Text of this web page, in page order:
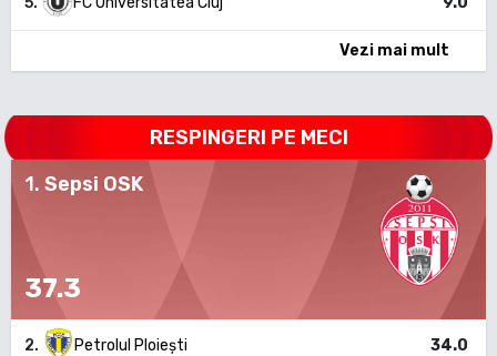
Vezi mai mult
RESPINGERI PE MECI
1. Sepsi OSK
37.3
2. Petrolul Ploiești 34.0